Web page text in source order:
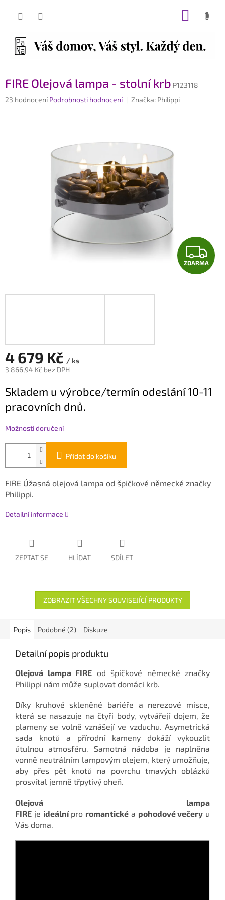
FIRE Olejová lampa - stolní krb P123118
Průměrné
23 hodnocení Podrobnosti hodnocení Značka: Philippi
Z
D
ZDARMA
4 679 Kč / ks
3 866,94 Kč bez DPH
cena:
Skladem u výrobce/termín odeslání 10-11
pracovních dnů.
Možnosti doručení
Přidat do košíku
FIRE Úžasná olejová lampa od špičkové německé značky
Philippi.
Detailní informace
ZEPTAT SE HLÍDAT SDÍLET
ZOBRAZIT VŠECHNY SOUVISEJÍCÍ PRODUKTY
Popis Podobné (2) Diskuze
Detailní popis produktu
Olejová lampa FIRE od špičkové německé značky
Philippi nám může suplovat domácí krb.
Díky kruhové skleněné bariéře a nerezové misce,
která se nasazuje na čtyři body, vytvářejí dojem, že
plameny se volně vznášejí ve vzduchu. Asymetrická
sada knotů a přírodní kameny dokáží vykouzlit
útulnou atmosféru. Samotná nádoba je naplněna
vonně neutrálním lampovým olejem, který umožňuje,
aby přes pět knotů na povrchu tmavých oblázků
prosvítal jemně třpytivý oheň.
Olejová lampa
FIRE je ideálnípro romantické a pohodové večery u
Vás doma.